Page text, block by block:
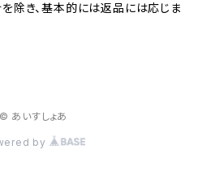
除き、基本的には返品には応じま
© あいすしょあ
by